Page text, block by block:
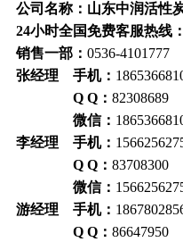
公司名称：山东中润活性
24小时全国免费客服热线：
销售一部： 0536-4101777
张经理 手机：
Q Q： 82308689
微信：
李经理 手机：
Q Q： 83708300
微信：
游经理 手机：
Q Q： 86647950